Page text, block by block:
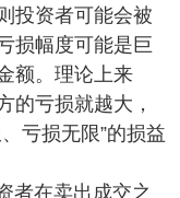
投资者可能会被
损幅度可能是巨
额。理论上来
的亏损就越大，
亏损无限”的损益
者在卖出成交之